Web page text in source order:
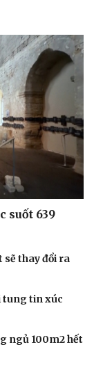
suốt 639
sẽ thay đổi ra
tung tin xúc
ngủ 100m2 hết